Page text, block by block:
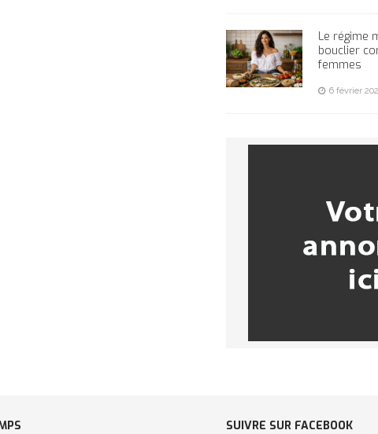
Le régime
bouclier
femmes
6 février
SUIVRE SUR FACEBOOK